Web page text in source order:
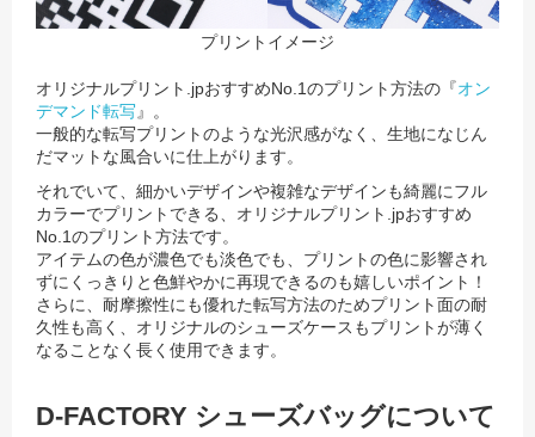
プリントイメージ
オリジナルプリント.jpおすすめNo.1のプリント方法の『オン
デマンド転写 』。
一般的な転写プリントのような光沢感がなく、生地になじん
だマットな風合いに仕上がります。
それでいて、細かいデザインや複雑なデザインも綺麗にフル
カラーでプリントできる、オリジナルプリント.jpおすすめ
No.1のプリント方法です。
アイテムの色が濃色でも淡色でも、プリントの色に影響され
ずにくっきりと色鮮やかに再現できるのも嬉しいポイント！
さらに、耐摩擦性にも優れた転写方法のためプリント面の耐
久性も高く、オリジナルのシューズケースもプリントが薄く
なることなく長く使用できます。
D-FACTORY シューズバッグについて